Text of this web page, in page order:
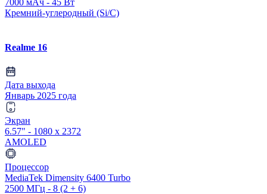
7000 мАч - 45 Вт
Кремний-углеродный (Si/C)
Realme 16
Дата выхода
Январь 2025 года
Экран
6.57" - 1080 x 2372
AMOLED
Процессор
MediaTek Dimensity 6400 Turbo
2500 МГц - 8 (2 + 6)